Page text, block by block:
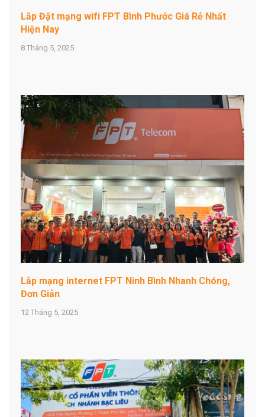
Lắp Đặt mạng wifi FPT Bình Phước Giá Rẻ Nhất
Hiện Nay
8 Tháng 5, 2025
Lắp mạng internet FPT Ninh Bình Nhanh Chóng,
Đơn Giản
12 Tháng 5, 2025